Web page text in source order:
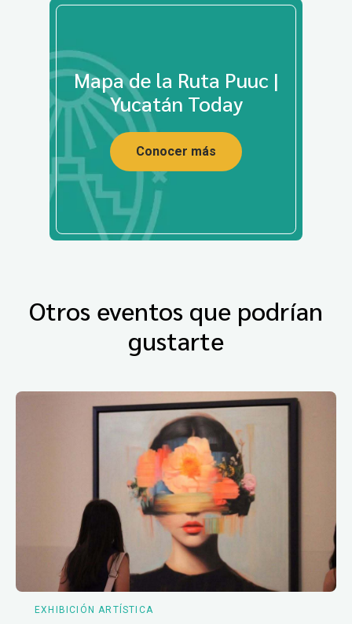
Mapa de la Ruta Puuc |
Yucatán Today
Conocer más
Otros eventos que podrían
gustarte
EXHIBICIÓN ARTÍSTICA